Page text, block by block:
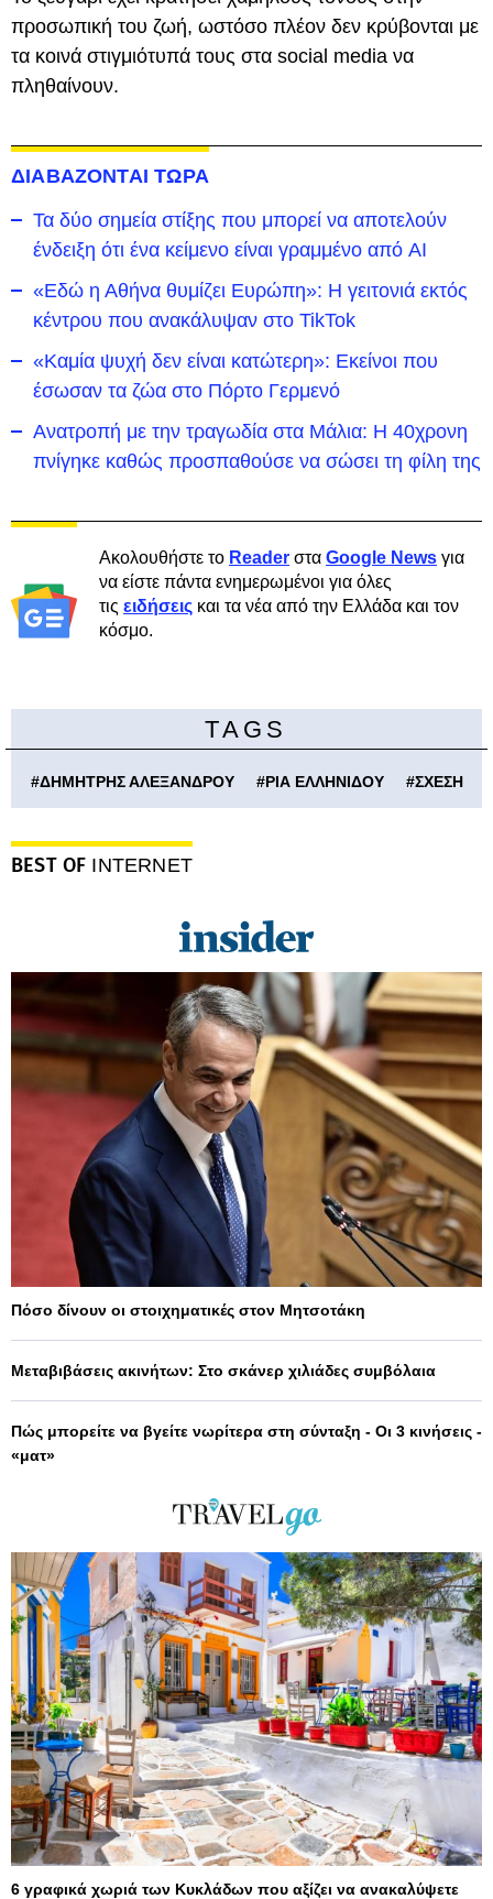
προσωπική του ζωή, ωστόσο πλέον δεν κρύβονται με
τα κοινά στιγμιότυπά τους στα social media να
πληθαίνουν.
ΔΙΑΒΑΖΟΝΤΑΙ ΤΩΡΑ
Τα δύο σημεία στίξης που μπορεί να αποτελούν
ένδειξη ότι ένα κείμενο είναι γραμμένο από AI
«Εδώ η Αθήνα θυμίζει Ευρώπη»: H γειτονιά εκτός
κέντρου που ανακάλυψαν στο TikTok
«Καμία ψυχή δεν είναι κατώτερη»: Εκείνοι που
έσωσαν τα ζώα στο Πόρτο Γερμενό
Ανατροπή με την τραγωδία στα Μάλια: Η 40χρονη
πνίγηκε καθώς προσπαθούσε να σώσει τη φίλη της
Ακολουθήστε το Reader στα Google News για
να είστε πάντα ενημερωμένοι για όλες
τις ειδήσεις και τα νέα από την Ελλάδα και τον
κόσμο.
TAGS
#ΔΗΜΗΤΡΗΣ ΑΛΕΞΑΝΔΡΟΥ #ΡΙΑ ΕΛΛΗΝΙΔΟΥ #ΣΧΕΣΗ
BEST OF INTERNET
Πόσο δίνουν οι στοιχηματικές στον Μητσοτάκη
Μεταβιβάσεις ακινήτων: Στο σκάνερ χιλιάδες συμβόλαια
Πώς μπορείτε να βγείτε νωρίτερα στη σύνταξη - Οι 3 κινήσεις -
«ματ»
6 γραφικά χωριά των Κυκλάδων που αξίζει να ανακαλύψετε